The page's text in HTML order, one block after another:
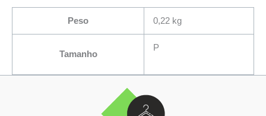
Peso 0,22 kg
Tamanho
P